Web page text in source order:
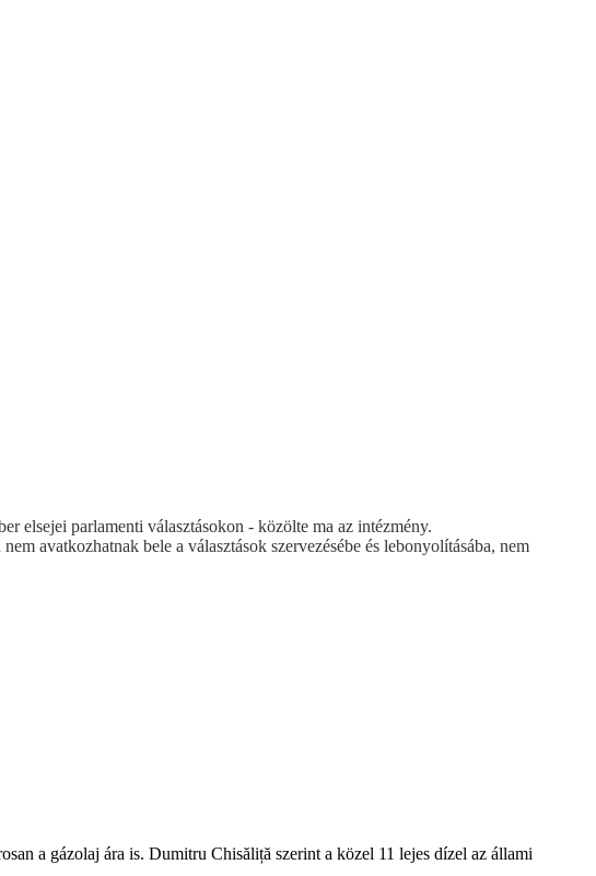
elsejei parlamenti választásokon - közölte ma az intézmény.
avatkozhatnak bele a választások szervezésébe és lebonyolításába, nem
a gázolaj ára is. Dumitru Chisăliță szerint a közel 11 lejes dízel az állami